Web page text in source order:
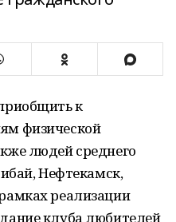
к
физической
людей среднего
Нефтекамск,
реализации
клуба любителей